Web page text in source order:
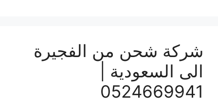
شركة شحن من الفجيرة
الى السعودية |
0524669941